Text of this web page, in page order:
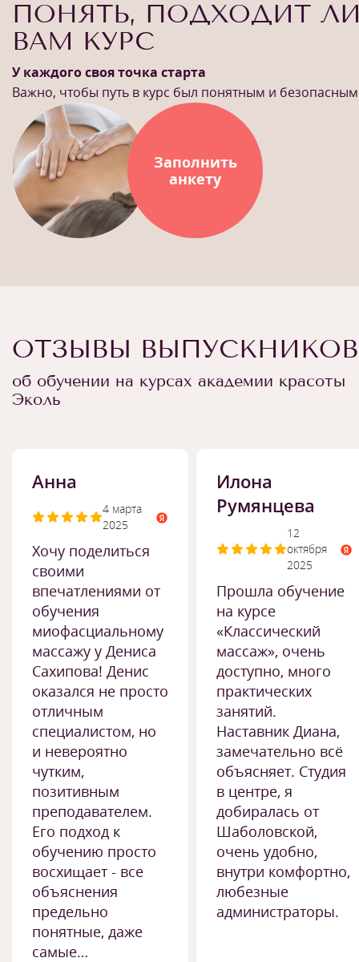
ПОНЯТЬ, ПОДХОДИТ
ВАМ КУРС
У каждого своя точка старта
Важно, чтобы путь в курс был понятным и безопасным
Заполнить
анкету
ОТЗЫВЫ ВЫПУСКНИКОВ
об обучении на курсах академии красоты
Эколь
Анна
4 марта
2025
Хочу поделиться
своими
впечатлениями от
обучения
миофасциальному
массажу у Дениса
Сахипова! Денис
оказался не просто
отличным
специалистом, но
и невероятно
чутким,
позитивным
преподавателем.
Его подход к
обучению просто
восхищает - все
объяснения
предельно
понятные, даже
самые…
Илона
Румянцева
12
октября
2025
Прошла обучение
на курсе
«Классический
массаж», очень
доступно, много
практических
занятий.
Наставник Диана,
замечательно всё
объясняет. Студия
в центре, я
добиралась от
Шаболовской,
очень удобно,
внутри комфортно,
любезные
администраторы.